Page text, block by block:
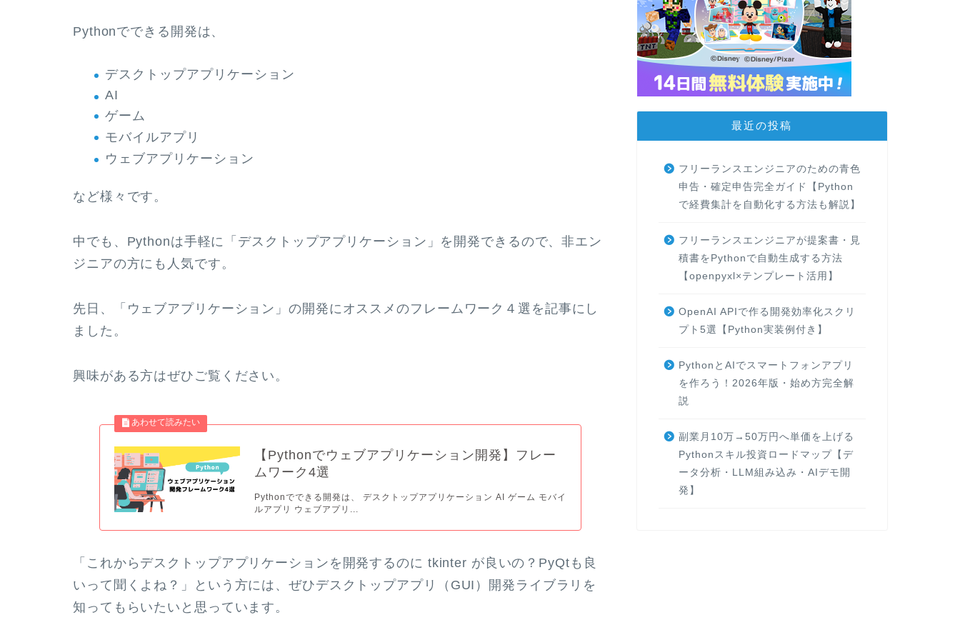
Pythonでできる開発は、
デスクトップアプリケーション
AI
ゲーム
モバイルアプリ
ウェブアプリケーション
など様々です。
中でも、Pythonは手軽に「デスクトップアプリケーション」を開発できるので、非エン
ジニアの方にも人気です。
先日、「ウェブアプリケーション」の開発にオススメのフレームワーク４選を記事にし
ました。
興味がある方はぜひご覧ください。
【Pythonでウェブアプリケーション開発】フレー
ムワーク4選
Pythonでできる開発は、 デスクトップアプリケーション AI ゲーム モバイ
ルアプリ ウェブアプリ...
「これからデスクトップアプリケーションを開発するのに tkinter が良いの？PyQtも良
いって聞くよね？」という方には、ぜひデスクトップアプリ（GUI）開発ライブラリを
知ってもらいたいと思っています。
最近の投稿
フリーランスエンジニアのための青色
申告・確定申告完全ガイド【Python
で経費集計を自動化する方法も解説】
フリーランスエンジニアが提案書・見
積書をPythonで自動生成する方法
【openpyxl×テンプレート活用】
OpenAI APIで作る開発効率化スクリ
プト5選【Python実装例付き】
PythonとAIでスマートフォンアプリ
を作ろう！2026年版・始め方完全解
説
副業月10万→50万円へ単価を上げる
Pythonスキル投資ロードマップ【デ
ータ分析・LLM組み込み・AIデモ開
発】